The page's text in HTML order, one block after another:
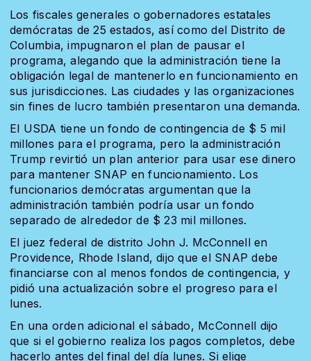
Los fiscales generales o gobernadores estatales
demócratas de 25 estados, así como del Distrito de
Columbia, impugnaron el plan de pausar el
programa, alegando que la administración tiene la
obligación legal de mantenerlo en funcionamiento en
sus jurisdicciones. Las ciudades y las organizaciones
sin fines de lucro también presentaron una demanda.
El USDA tiene un fondo de contingencia de $ 5 mil
millones para el programa, pero la administración
Trump revirtió un plan anterior para usar ese dinero
para mantener SNAP en funcionamiento. Los
funcionarios demócratas argumentan que la
administración también podría usar un fondo
separado de alrededor de $ 23 mil millones.
El juez federal de distrito John J. McConnell en
Providence, Rhode Island, dijo que el SNAP debe
financiarse con al menosfondos de contingencia, y
pidió una actualización sobre el progreso para el
lunes.
En una orden adicional el sábado, McConnell dijo
que si el gobierno realiza los pagos completos, debe
hacerlo antes del final del día lunes. Si elige